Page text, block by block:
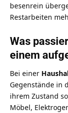
besenrein
Restarbeiten
Was
einem
Bei einer
Gegenstände in
ihrem Zustand
Möbel,